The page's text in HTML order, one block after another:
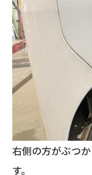
右側の方がぶつ
す。